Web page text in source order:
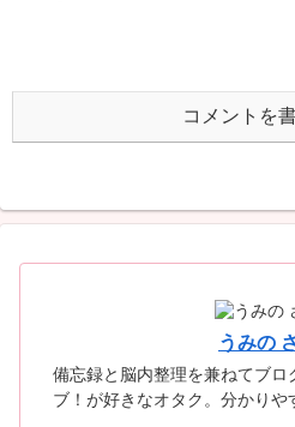
コメントを
うみの
備忘録と脳内整理を兼ねてブロ
ブ！が好きなオタク。分かりや